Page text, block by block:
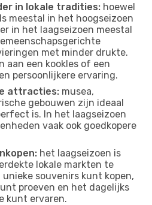
in lokale tradities: hoewel
meestal in het hoogseizoen
in het laagseizoen meestal
met minder drukte.
aan een kookles of een
persoonlijkere ervaring.
attracties: musea,
gebouwen zijn ideaal
is. In het laagseizoen
vaak ook goedkopere
het laagseizoen is
lokale markten te
souvenirs kunt kopen,
proeven en het dagelijks
kunt ervaren.